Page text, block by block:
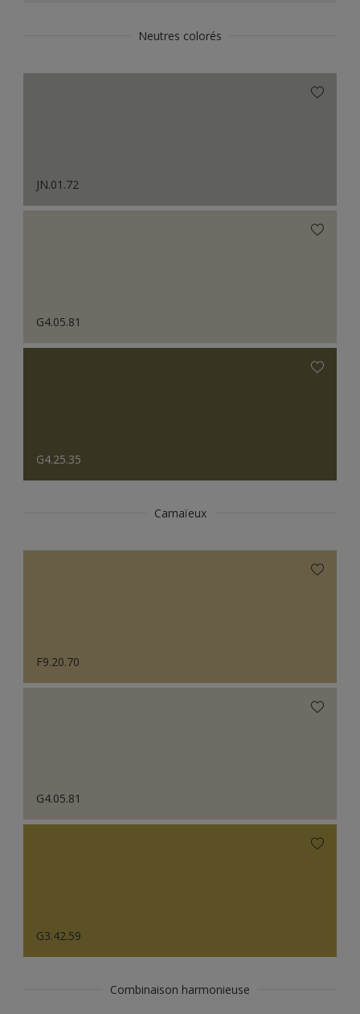
Neutres colorés
JN.01.72
G4.05.81
G4.25.35
Camaïeux
F9.20.70
G4.05.81
G3.42.59
Combinaison harmonieuse